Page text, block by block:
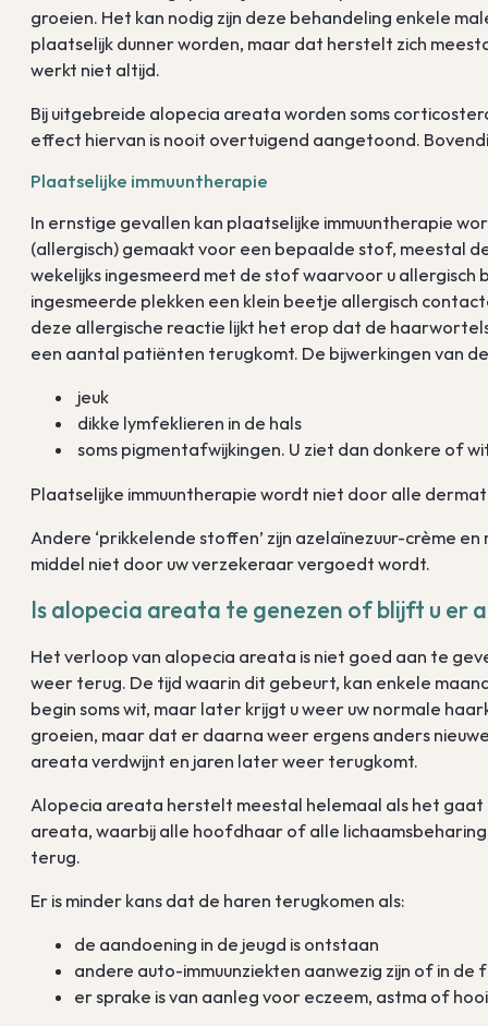
groeien. Het kan nodig zijn deze behandeling enkele
plaatselijk dunner worden, maar dat herstelt zich
werkt niet altijd.
Bij uitgebreide alopecia areata worden soms
effect hiervan is nooit overtuigend aangetoond.
Plaatselijke immuuntherapie
In ernstige gevallen kan plaatselijke immuuntherapie
(allergisch) gemaakt voor een bepaalde stof, meestal
wekelijks ingesmeerd met de stof waarvoor u
ingesmeerde plekken een klein beetje allergisch
deze allergische reactie lijkt het erop dat de
een aantal patiënten terugkomt. De bijwerkingen van
jeuk
dikke lymfeklieren in de hals
soms pigmentafwijkingen. U ziet dan donkere of
Plaatselijke immuuntherapie wordt niet door alle
Andere ‘prikkelende stoffen’ zijn azelaïnezuur-crème
middel niet door uw verzekeraar vergoedt wordt.
Is alopecia areata te genezen of blijft u er
Het verloop van alopecia areata is niet goed aan te
weer terug. De tijd waarin dit gebeurt, kan enkele
begin soms wit, maar later krijgt u weer uw normale
groeien, maar dat er daarna weer ergens anders
areata verdwijnt en jaren later weer terugkomt.
Alopecia areata herstelt meestal helemaal als het gaat
areata, waarbij alle hoofdhaar of alle
terug.
Er is minder kans dat de haren terugkomen als:
de aandoening in de jeugd is ontstaan
andere auto-immuunziekten aanwezig zijn of in de
er sprake is van aanleg voor eczeem, astma of